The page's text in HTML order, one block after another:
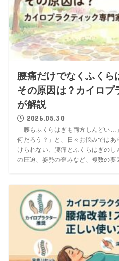
腰痛だけでなくふく
その原因は？カイロプ
が解説
2026.05.30
「腰もふくらはぎも両方しんどい
何だろう？」と、日々お悩みでは
けられない、腰痛とふくらはぎの
の圧迫、姿勢の歪みなど、複数の要